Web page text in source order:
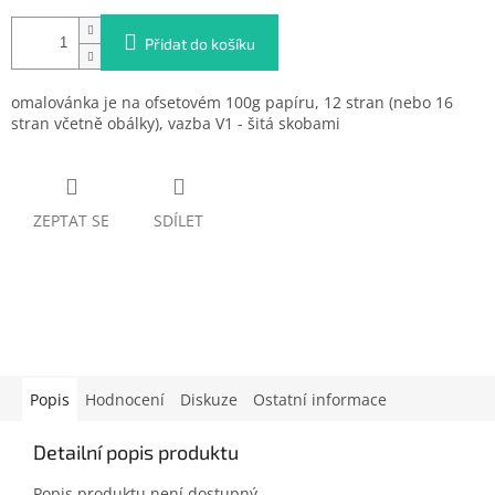
Přidat do košíku
omalovánka je na ofsetovém 100g papíru, 12 stran (nebo 16
stran včetně obálky), vazba V1 - šitá skobami
ZEPTAT SE SDÍLET
Popis Hodnocení Diskuze Ostatní informace
Detailní popis produktu